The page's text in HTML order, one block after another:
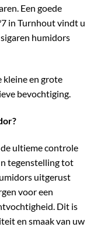
Een goede
in Turnhout vindt u
humidors
kleine en grote
bevochtiging.
ultieme controle
tegenstelling tot
uitgerust
voor een
Dit is
en smaak van uw